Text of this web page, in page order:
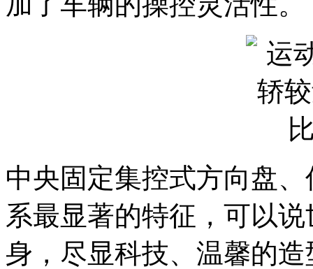
中央固定集控式方向盘
系最显著的特征，可以
身，尽显科技、温馨的